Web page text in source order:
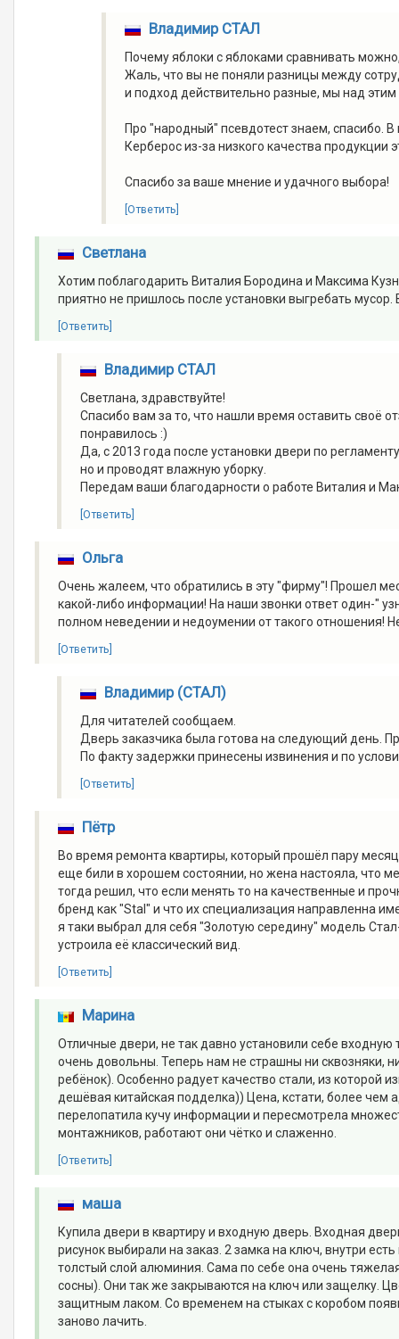
Владимир СТАЛ
Почему яблоки с яблоками сравнивать
Жаль, что вы не поняли разницы между
и подход действительно разные, мы над
Про "народный" псевдотест знаем, спасибо.
Керберос из-за низкого качества продукции
Спасибо за ваше мнение и удачного выбора!
[Ответить]
Светлана
Хотим поблагодарить Виталия Бородина и Максима
приятно не пришлось после установки выгребать
[Ответить]
Владимир СТАЛ
Светлана, здравствуйте!
Спасибо вам за то, что нашли время оставить своё
понравилось :)
Да, с 2013 года после установки двери по
но и проводят влажную уборку.
Передам ваши благодарности о работе Виталия и
[Ответить]
Ольга
Очень жалеем, что обратились в эту "фирму"! Прошел
какой-либо информации! На наши звонки ответ один-"
полном неведении и недоумении от такого отношения!
[Ответить]
Владимир (СТАЛ)
Для читателей сообщаем.
Дверь заказчика была готова на следующий день.
По факту задержки принесены извинения и по
[Ответить]
Пётр
Во время ремонта квартиры, который прошёл пару
еще били в хорошем состоянии, но жена настояла, что
тогда решил, что если менять то на качественные и
бренд как "Stal" и что их специализация направленна
я таки выбрал для себя "Золотую середину" модель
устроила её классический вид.
[Ответить]
Марина
Отличные двери, не так давно установили себе
очень довольны. Теперь нам не страшны ни сквозняки,
ребёнок). Особенно радует качество стали, из которой
дешёвая китайская подделка)) Цена, кстати, более чем
перелопатила кучу информации и пересмотрела
монтажников, работают они чётко и слаженно.
[Ответить]
маша
Купила двери в квартиру и входную дверь. Входная
рисунок выбирали на заказ. 2 замка на ключ, внутри
толстый слой алюминия. Сама по себе она очень
сосны). Они так же закрываются на ключ или защелку.
защитным лаком. Со временем на стыках с коробом
заново лачить.